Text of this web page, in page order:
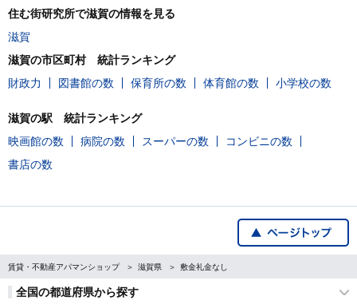
住む街研究所で滋賀の情報を見る
滋賀
滋賀の市区町村 統計ランキング
財政力
図書館の数 保育所の数 体育館の数 小学校の数
滋賀の駅 統計ランキング
映画館の数
病院の数 スーパーの数
コンビニの数
書店の数
賃貸・不動産アパマンショップ 滋賀県 敷金礼金なし
全国の都道府県から探す